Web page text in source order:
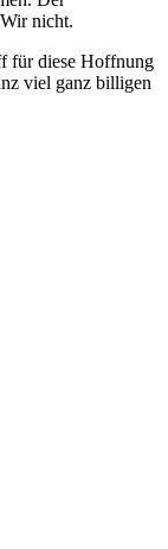
nicht.
für diese Hoffnung
viel ganz billigen